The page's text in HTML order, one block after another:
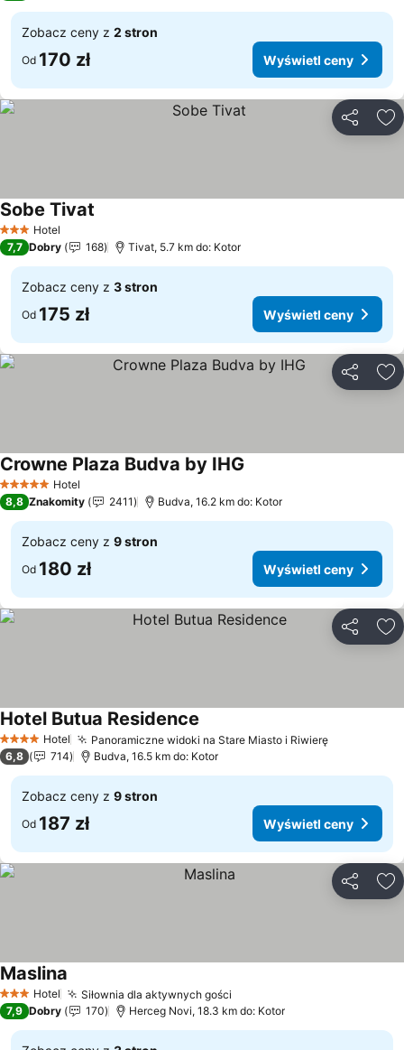
Zobacz ceny z 2 stron
Od 170 zł Wyświetl ceny
3 Kategoria
Hotel
Sobe Tivat
7,7 Dobry 168 Tivat, 5.7 km do: Kotor
Zobacz ceny z 3 stron
Od 175 zł Wyświetl ceny
5 KategoriaHotel
Crowne Plaza Budva by IHG
8,8 Znakomity 2411 Budva, 16.2 km do: Kotor
Zobacz ceny z 9 stron
Od 180 zł Wyświetl ceny
4 KategoriaHotel Panoramiczne widoki na Stare Miasto i Riwierę
Hotel Butua Residence
6,8 714 Budva, 16.5 km do: Kotor
Zobacz ceny z 9 stron
Od 187 zł Wyświetl ceny
3 Kategoria
Hotel Siłownia dla aktywnych gości
Maslina
7,9 Dobry 170 Herceg Novi, 18.3 km do: Kotor